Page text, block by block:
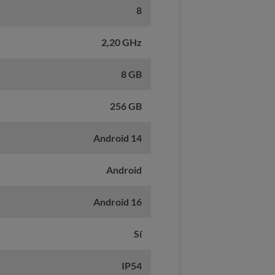
8
2,20 GHz
8 GB
256 GB
Android 14
Android
Android 16
Sí
IP54